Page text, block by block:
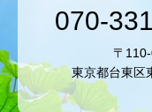
070-
〒
東京都台東区